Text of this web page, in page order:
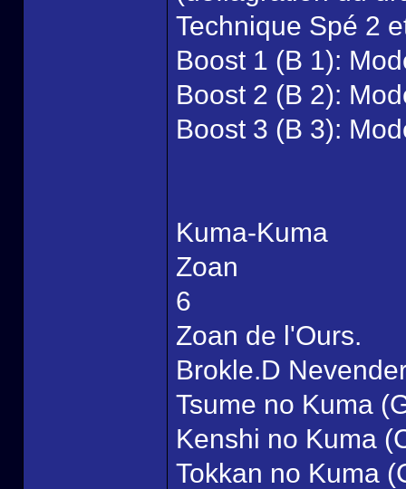
Technique Spé 2
Boost 1 (B 1):
Boost 2 (B 2):
Boost 3 (B 3):
Kuma-Kuma
Zoan
6
Zoan de l'Ours.
Brokle.D
Tsume no Kuma
Kenshi no Kuma
Tokkan no Kuma